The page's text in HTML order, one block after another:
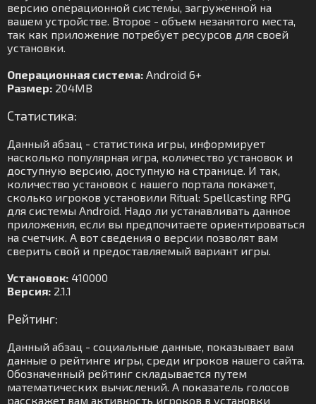
версию операционной системы, загруженной на
вашем устройстве. Второе - объем незанятого места,
так как приложение потребует ресурсов для своей
установки.
Операционная система: Android 6+
Размер: 204MB
Статистика:
Данный абзац - статистика игры, информирует
насколько популярная игра, количество установок и
доступную версию, доступную на странице. И так,
количество установок с нашего портала покажет,
сколько игроков установили Ritual: Spellcasting RPG
для системы Android. Надо ли устанавливать данное
приложения, если вы предпочитаете ориентироваться
на счетчик. А вот сведения о версии позволят вам
сверить свой и предоставляемый вариант игры.
Установок: 410000
Версия: 2.1.1
Рейтинг:
Данный абзац - социальные данные, показывает вам
данные о рейтинге игры, среди игроков нашего сайта.
Обозначенный рейтинг складывается путем
математических вычислений. А показатель голосов
расскажет вам активность игроков в установки